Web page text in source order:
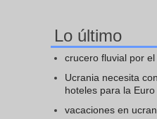
Lo último
crucero fluvial por
Ucrania necesita
hoteles para la Euro
vacaciones en